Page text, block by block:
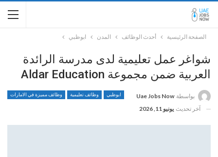
الصفحة الرئيسية أحدث الوظائف المدن ابوظبي
شواغر عمل تعليمية لدى مدرسة الرائدة
العربية ضمن مجموعة Aldar Education
ابوظبي وظائف تعليمية وظائف مميزة في الامارات بواسطة Uae Jobs Now
آخر تحديث يونيو 11, 2026